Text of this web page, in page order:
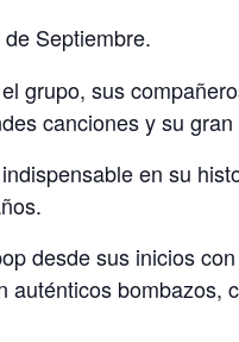
Septiembre.
grupo, sus
canciones y su gran
en su
desde sus inicios
bombazos,